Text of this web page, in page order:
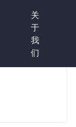
关
于
我
们